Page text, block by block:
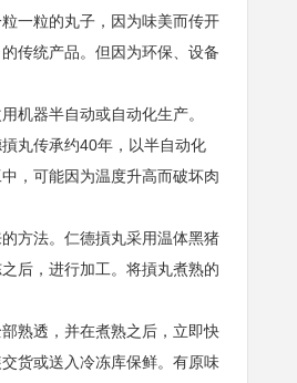
一粒的丸子，因为味美而传开
传统产品。但因为环保、设备
机器半自动或自动化生产。
丸传承约40年，以半自动化
，可能因为温度升高而破坏肉
方法。仁德摃丸采用温体黑猪
后，进行加工。将摃丸煮熟的
熟透，并在煮熟之后，立即快
货或送入冷冻库保鲜。有原味